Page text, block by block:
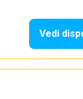
Vedi